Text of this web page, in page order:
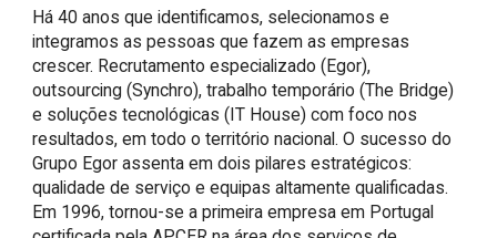
Há 40 anos que identificamos, selecionamos e
integramos as pessoas que fazem as empresas
crescer. Recrutamento especializado (Egor),
outsourcing (Synchro), trabalho temporário (The Bridge)
e soluções tecnológicas (IT House) com foco nos
resultados, em todo o território nacional. O sucesso do
Grupo Egor assenta em dois pilares estratégicos:
qualidade de serviço e equipas altamente qualificadas.
Em 1996, tornou-se a primeira empresa em Portugal